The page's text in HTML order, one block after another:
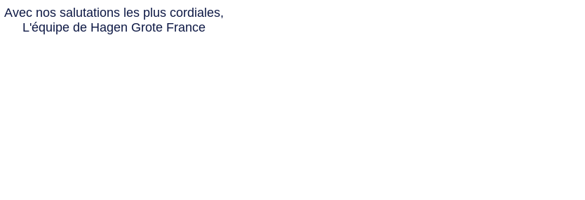
Avec nos salutations les plus cordiales,
L'équipe de Hagen Grote France